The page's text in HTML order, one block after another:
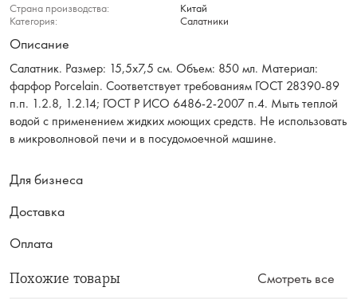
Страна производства:
Китай
Категория:
Салатники
Описание
Салатник. Размер: 15,5х7,5 см. Объем: 850 мл. Материал:
фарфор Porcelain. Соответствует требованиям ГОСТ 28390-89
п.п. 1.2.8, 1.2.14; ГОСТ Р ИСО 6486-2-2007 п.4. Мыть теплой
водой с применением жидких моющих средств. Не использовать
в микроволновой печи и в посудомоечной машине.
Для бизнеса
Доставка
Оплата
Похожие товары Смотреть все